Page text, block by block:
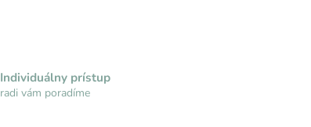
Individuálny prístup
radi vám poradíme